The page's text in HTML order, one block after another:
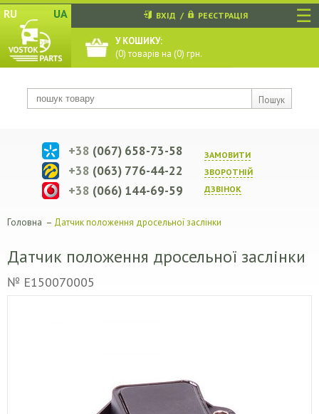
☰
RU UA
Пошук
ВХІД / РЕЄСТРАЦІЯ
У КОШИКУ:
(0) товарів на (0) грн.
ЗАМОВИТИ
ЗВОРОТНIЙ
ДЗВIНОК
+38 (067) 658-73-58
+38 (063) 776-44-22
+38 (066) 144-69-59
Головна – Датчик положення дросельної заслінки
Датчик положення дросельної заслінки
№ E150070005